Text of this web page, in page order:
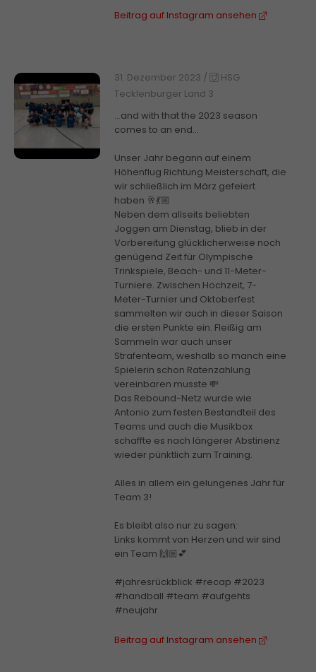
Beitrag auf Instagram ansehen
31. Dezember 2023 /
HSG
Tecklenburger Land 3
…and with that the 2023 season
comes to an end…
Unser Jahr begann auf einem
Höhenflug Richtung Meisterschaft, die
wir schließlich im März gefeiert
haben 🥂💃🏼
Neben dem allseits beliebten
Joggen am Dienstag, blieb in der
Vorbereitung glücklicherweise noch
genügend Zeit für Olympische
Trinkspiele, Beach- und 11-Meter-
Turniere. Zwischen Hochzeit, 7-
Meter-Turnier und Oktoberfest
sammelten wir auch in dieser Saison
die ersten Punkte ein. Fleißig am
Sammeln war auch unser
Strafenteam, weshalb so manch eine
Spielerin schon Ratenzahlung
vereinbaren musste 💸
Das Rebound-Netz wurde wie
Antonio zum festen Bestandteil des
Teams und auch die Musikbox
schaffte es nach längerer Abstinenz
wieder pünktlich zum Training.
Alles in allem ein gelungenes Jahr für
Team 3!
Es bleibt also nur zu sagen:
Links kommt von Herzen und wir sind
ein Team 🙌🏼💕
#jahresrückblick #recap #2023
#handball #team #aufgehts
#neujahr
Beitrag auf Instagram ansehen